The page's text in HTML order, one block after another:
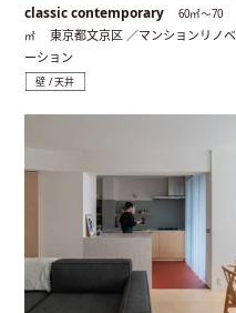
classic contemporary
60㎡〜70
㎡
東京都文京区 ／マンションリノベ
ーション
壁 / 天井